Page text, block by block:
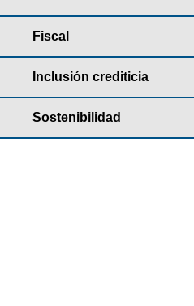
Fiscal
Inclusión crediticia
Sostenibilidad